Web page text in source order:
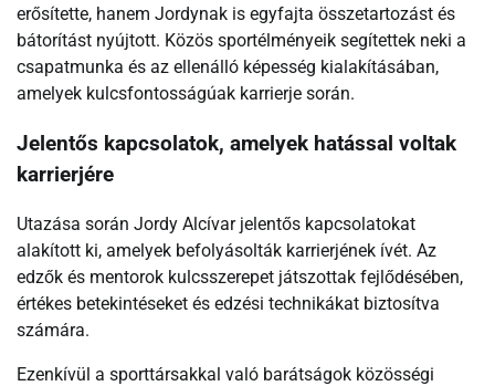
erősítette, hanem Jordynak is egyfajta összetartozást és
bátorítást nyújtott. Közös sportélményeik segítettek neki a
csapatmunka és az ellenálló képesség kialakításában,
amelyek kulcsfontosságúak karrierje során.
Jelentős kapcsolatok, amelyek hatással voltak
karrierjére
Utazása során Jordy Alcívar jelentős kapcsolatokat
alakított ki, amelyek befolyásolták karrierjének ívét. Az
edzők és mentorok kulcsszerepet játszottak fejlődésében,
értékes betekintéseket és edzési technikákat biztosítva
számára.
Ezenkívül a sporttársakkal való barátságok közösségi